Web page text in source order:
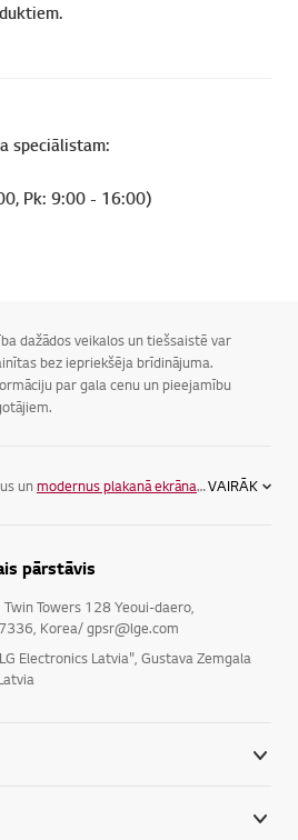
speciālistam:
Pk: 9:00 - 16:00)
dažādos veikalos un tiešsaistē var
bez iepriekšēja brīdinājuma.
par gala cenu un pieejamību
unmodernus plakanā ekrāna televizorus , lai
VAIRĀK
pārstāvis
Twin Towers 128 Yeoui-daero,
Korea/ gpsr@lge.com
Electronics Latvia", Gustava Zemgala